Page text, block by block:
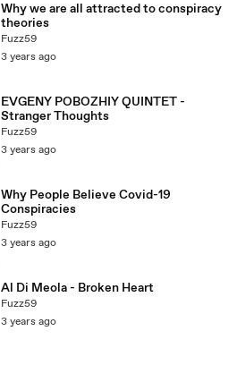
Why we are all attracted to conspiracy
theories
Fuzz59
3 years ago
EVGENY POBOZHIY QUINTET -
Stranger Thoughts
Fuzz59
3 years ago
Why People Believe Covid-19
Conspiracies
Fuzz59
3 years ago
Al Di Meola - Broken Heart
Fuzz59
3 years ago